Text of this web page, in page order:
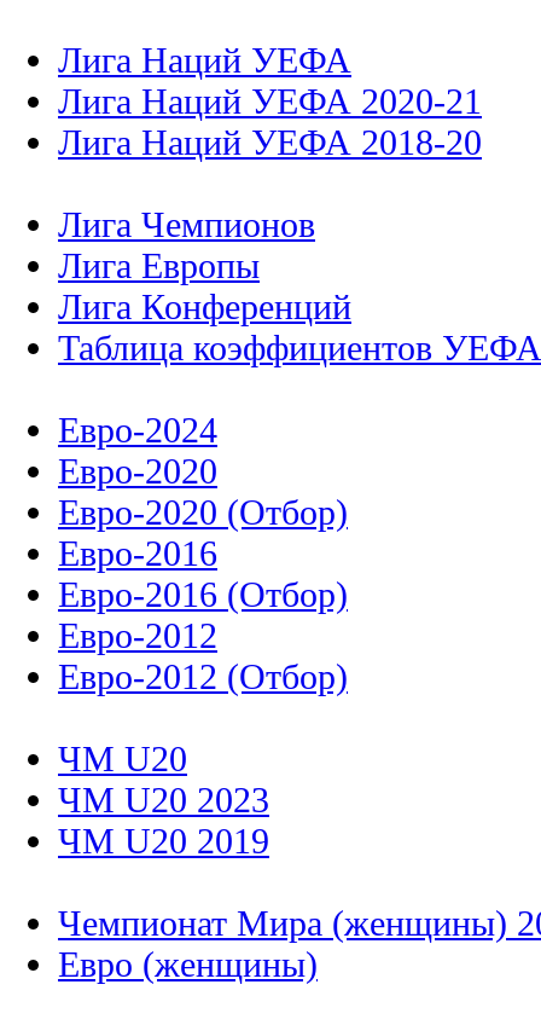
Лига Наций УЕФА
Лига Наций УЕФА 2020-21
Лига Наций УЕФА 2018-20
Лига Чемпионов
Лига Европы
Лига Конференций
Таблица коэффициентов УЕФА
Евро-2024
Евро-2020
Евро-2020 (Отбор)
Евро-2016
Евро-2016 (Отбор)
Евро-2012
Евро-2012 (Отбор)
ЧМ U20
ЧМ U20 2023
ЧМ U20 2019
Чемпионат Мира (женщины)
Евро (женщины)